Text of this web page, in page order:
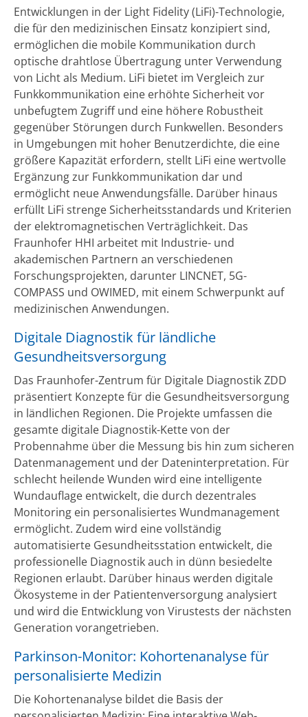
Entwicklungen in der Light Fidelity (LiFi)-Technologie,
die für den medizinischen Einsatz konzipiert sind,
ermöglichen die mobile Kommunikation durch
optische drahtlose Übertragung unter Verwendung
von Licht als Medium. LiFi bietet im Vergleich zur
Funkkommunikation eine erhöhte Sicherheit vor
unbefugtem Zugriff und eine höhere Robustheit
gegenüber Störungen durch Funkwellen. Besonders
in Umgebungen mit hoher Benutzerdichte, die eine
größere Kapazität erfordern, stellt LiFi eine wertvolle
Ergänzung zur Funkkommunikation dar und
ermöglicht neue Anwendungsfälle. Darüber hinaus
erfüllt LiFi strenge Sicherheitsstandards und Kriterien
der elektromagnetischen Verträglichkeit. Das
Fraunhofer HHI arbeitet mit Industrie- und
akademischen Partnern an verschiedenen
Forschungsprojekten, darunter LINCNET, 5G-
COMPASS und OWIMED, mit einem Schwerpunkt auf
medizinischen Anwendungen.
Digitale Diagnostik für ländliche
Gesundheitsversorgung
Das Fraunhofer-Zentrum für Digitale Diagnostik ZDD
präsentiert Konzepte für die Gesundheitsversorgung
in ländlichen Regionen. Die Projekte umfassen die
gesamte digitale Diagnostik-Kette von der
Probennahme über die Messung bis hin zum sicheren
Datenmanagement und der Dateninterpretation. Für
schlecht heilende Wunden wird eine intelligente
Wundauflage entwickelt, die durch dezentrales
Monitoring ein personalisiertes Wundmanagement
ermöglicht. Zudem wird eine vollständig
automatisierte Gesundheitsstation entwickelt, die
professionelle Diagnostik auch in dünn besiedelte
Regionen erlaubt. Darüber hinaus werden digitale
Ökosysteme in der Patientenversorgung analysiert
und wird die Entwicklung von Virustests der nächsten
Generation vorangetrieben.
Parkinson-Monitor: Kohortenanalyse für
personalisierte Medizin
Die Kohortenanalyse bildet die Basis der